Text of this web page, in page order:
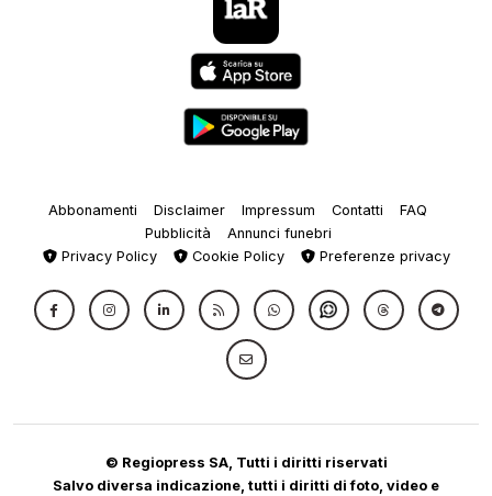
Abbonamenti Disclaimer Impressum Contatti
FAQ
Pubblicità
Annunci funebri
Privacy Policy
Cookie Policy Preferenze privacy
© Regiopress SA, Tutti i diritti riservati
Salvo diversa indicazione, tutti i diritti di foto, video e